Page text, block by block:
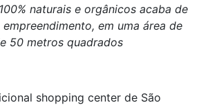
naturais e orgânicos acaba de
em uma área de
50 metros quadrados
shopping center de São